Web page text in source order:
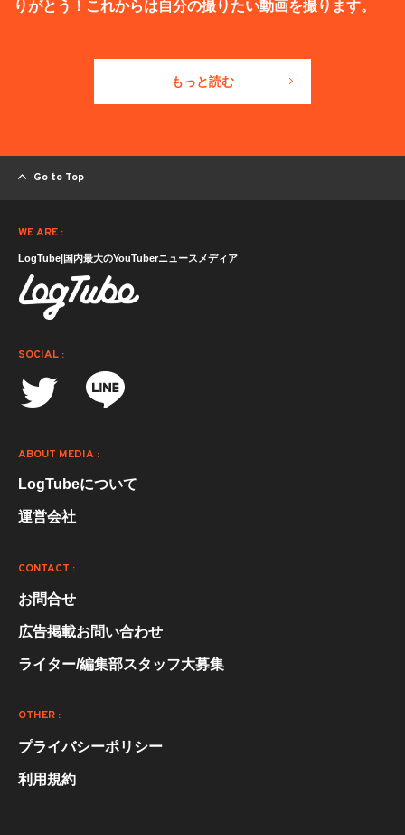
りがとう！これからは自分の撮りたい動画を撮ります。
もっと読む
Go to Top
WE ARE :
LogTube|国内最大のYouTuberニュースメディア
SOCIAL :
ABOUT MEDIA :
LogTubeについて
運営会社
CONTACT :
お問合せ
広告掲載お問い合わせ
ライター/編集部スタッフ大募集
OTHER :
プライバシーポリシー
利用規約